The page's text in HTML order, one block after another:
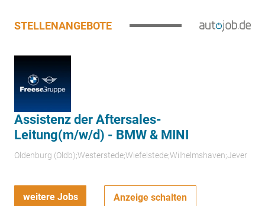
STELLENANGEBOTE
Assistenz der Aftersales-
Leitung(m/w/d) - BMW & MINI
Oldenburg (Oldb);Westerstede;Wiefelstede;Wilhelmshaven;Jever
weitere Jobs Anzeige schalten